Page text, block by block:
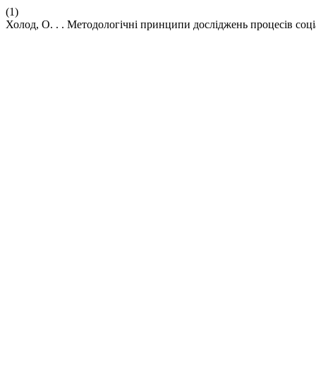
(1)
Холод, О. . . Методологічні принципи досліджень процесів